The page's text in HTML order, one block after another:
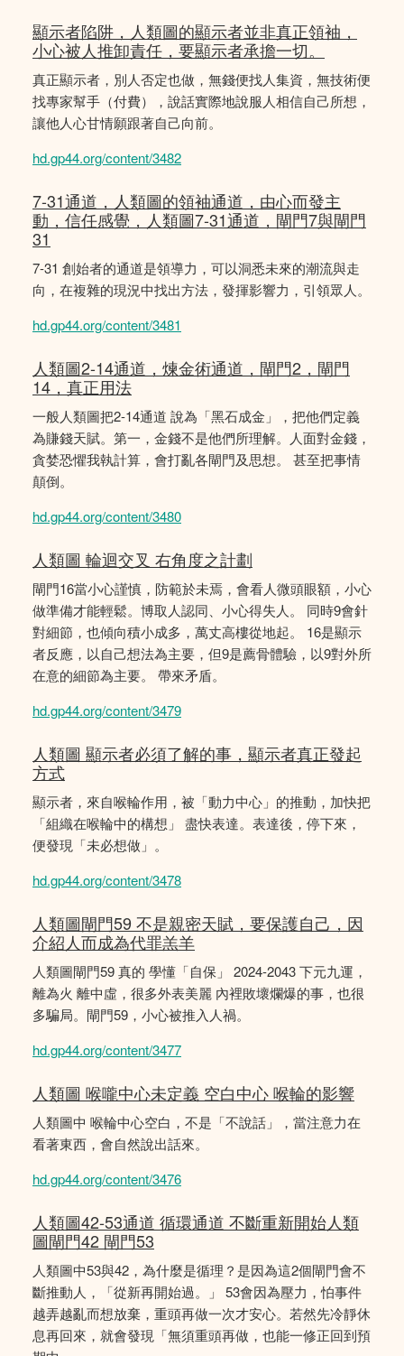
顯示者陷阱，人類圖的顯示者並非真正領袖，
小心被人推卸責任，要顯示者承擔一切。
真正顯示者，別人否定也做，無錢便找人集資，無技術便
找專家幫手（付費），說話實際地說服人相信自己所想，
讓他人心甘情願跟著自己向前。
hd.gp44.org/content/3482
7-31通道，人類圖的領袖通道，由心而發主
動，信任感覺，人類圖7-31通道，閘門7與閘門
31
7-31 創始者的通道是領導力，可以洞悉未來的潮流與走
向，在複雜的現況中找出方法，發揮影響力，引領眾人。
hd.gp44.org/content/3481
人類圖2-14通道，煉金術通道，閘門2，閘門
14，真正用法
一般人類圖把2-14通道 說為「黑石成金」，把他們定義
為賺錢天賦。第一，金錢不是他們所理解。人面對金錢，
貪婪恐懼我執計算，會打亂各閘門及思想。 甚至把事情
顛倒。
hd.gp44.org/content/3480
人類圖 輪迴交叉 右角度之計劃
閘門16當小心謹慎，防範於未焉，會看人微頭眼額，小心
做準備才能輕鬆。博取人認同、小心得失人。 同時9會針
對細節，也傾向積小成多，萬丈高樓從地起。 16是顯示
者反應，以自己想法為主要，但9是薦骨體驗，以9對外所
在意的細節為主要。 帶來矛盾。
hd.gp44.org/content/3479
人類圖 顯示者必須了解的事，顯示者真正發起
方式
顯示者，來自喉輪作用，被「動力中心」的推動，加快把
「組織在喉輪中的構想」 盡快表達。表達後，停下來，
便發現「未必想做」。
hd.gp44.org/content/3478
人類圖閘門59 不是親密天賦，要保護自己，因
介紹人而成為代罪羔羊
人類圖閘門59 真的 學懂「自保」 2024-2043 下元九運，
離為火 離中虛，很多外表美麗 內裡敗壞爛爆的事，也很
多騙局。閘門59，小心被推入人禍。
hd.gp44.org/content/3477
人類圖 喉嚨中心未定義 空白中心 喉輪的影響
人類圖中 喉輪中心空白，不是「不說話」，當注意力在
看著東西，會自然說出話來。
hd.gp44.org/content/3476
人類圖42-53通道 循環通道 不斷重新開始人類
圖閘門42 閘門53
人類圖中53與42，為什麼是循理？是因為這2個閘門會不
斷推動人，「從新再開始過。」 53會因為壓力，怕事件
越弄越亂而想放棄，重頭再做一次才安心。若然先冷靜休
息再回來，就會發現「無須重頭再做，也能一修正回到預